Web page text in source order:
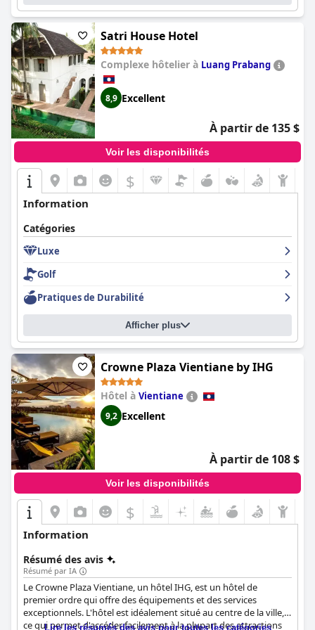
Satri House Hotel
Complexe hôtelier à Luang Prabang
8,9 Excellent
À partir de 135 $
Voir les disponibilités
$
Information
Catégories
Luxe
Golf
Pratiques de Durabilité
Afficher plus
Crowne Plaza Vientiane by IHG
Hôtel à Vientiane
9,2 Excellent
À partir de 108 $
Voir les disponibilités
$
Information
Résumé des avis
Résumé par IA
Le Crowne Plaza Vientiane, un hôtel IHG, est un hôtel de
premier ordre qui offre des équipements et des services
exceptionnels. L'hôtel est idéalement situé au centre de la ville,
ce qui permet d'accéder facilement à la plupart des attractions
Lire les résumés des avis pour toutes les catégories